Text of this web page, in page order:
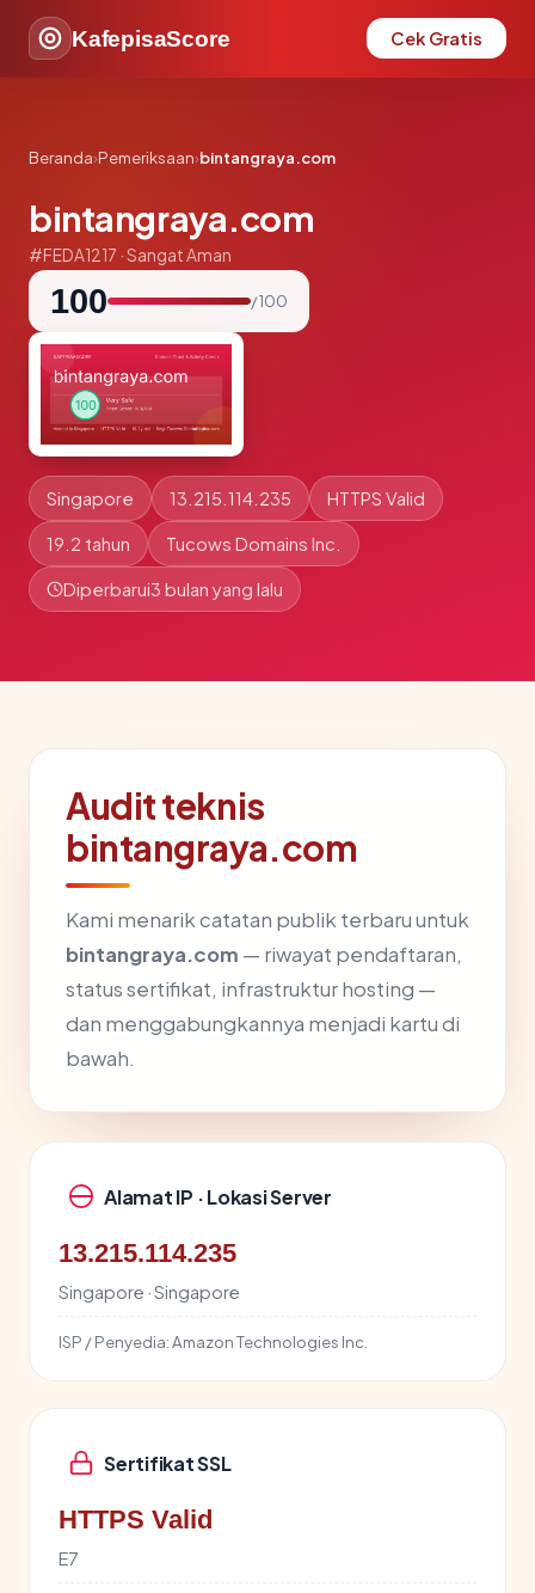
KafepisaScore Cek Gratis
Beranda›Pemeriksaan›bintangraya.com
bintangraya.com
#FEDA1217 · Sangat Aman
100 / 100
Singapore 13.215.114.235 HTTPS Valid
19.2 tahun Tucows Domains Inc.
Diperbarui3 bulan yang lalu
Audit teknis
bintangraya.com
Kami menarik catatan publik terbaru untuk
bintangraya.com — riwayat pendaftaran,
status sertifikat, infrastruktur hosting —
dan menggabungkannya menjadi kartu di
bawah.
Alamat IP · Lokasi Server
13.215.114.235
Singapore · Singapore
ISP / Penyedia:Amazon Technologies Inc.
Sertifikat SSL
HTTPS Valid
E7